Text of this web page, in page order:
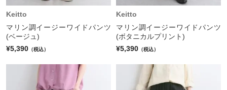
Keitto
マリン調イージーワイドパンツ
(ベージュ)
¥5,390 （税込）
Keitto
マリン調イージーワイドパンツ
(ボタニカルプリント)
¥5,390 （税込）